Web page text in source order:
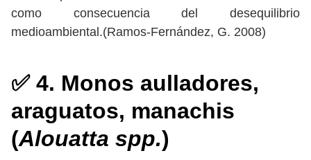
como consecuencia del desequilibrio
medioambiental.(Ramos-Fernández, G. 2008)
✅ 4. Monos aulladores,
araguatos, manachis
(Alouatta spp.)